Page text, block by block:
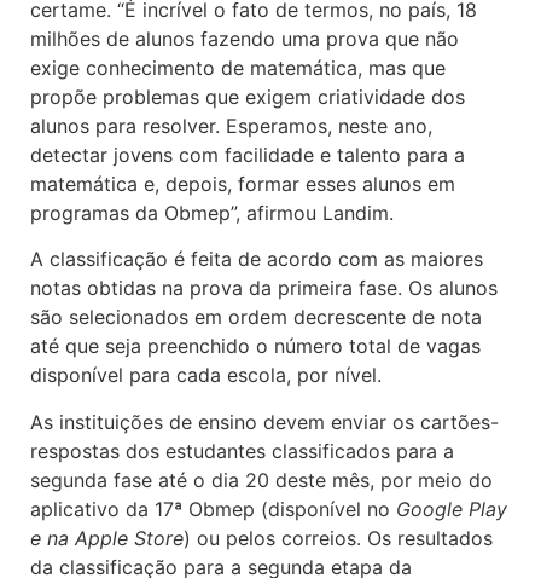
certame. “É incrível o fato de termos, no país, 18
milhões de alunos fazendo uma prova que não
exige conhecimento de matemática, mas que
propõe problemas que exigem criatividade dos
alunos para resolver. Esperamos, neste ano,
detectar jovens com facilidade e talento para a
matemática e, depois, formar esses alunos em
programas da Obmep”, afirmou Landim.
A classificação é feita de acordo com as maiores
notas obtidas na prova da primeira fase. Os alunos
são selecionados em ordem decrescente de nota
até que seja preenchido o número total de vagas
disponível para cada escola, por nível.
As instituições de ensino devem enviar os cartões-
respostas dos estudantes classificados para a
segunda fase até o dia 20 deste mês, por meio do
aplicativo da 17ª Obmep (disponível no Google Play
e na Apple Store) ou pelos correios. Os resultados
da classificação para a segunda etapa da